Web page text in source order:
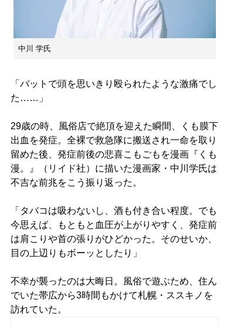
中川 学氏
「バットで頭を思いきり殴られたような激痛でし
た……」
29歳の時、風俗店で絶頂を迎えた瞬間、くも膜下
出血を発症。全裸で救急隊に搬送され一命を取り
留めた後、発症前後の悲喜こもごもを漫画『くも
漫。』（リイド社）に描いた漫画家・中川学氏は
不吉な前兆をこう振り返った。
「タバコは吸わないし、酒も付き合い程度。でも
今思えば、もともと血圧が上がりやすく、発症前
は肩こりや首の張りがひどかった。そのせいか、
目の上辺りもボーッとしたり」
不幸が襲ったのは大晦日。風俗で遊ぶため、住ん
でいた帯広から3時間もかけて札幌・ススキノを